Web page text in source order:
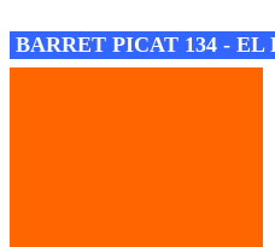
BARRET PICAT 134 - EL